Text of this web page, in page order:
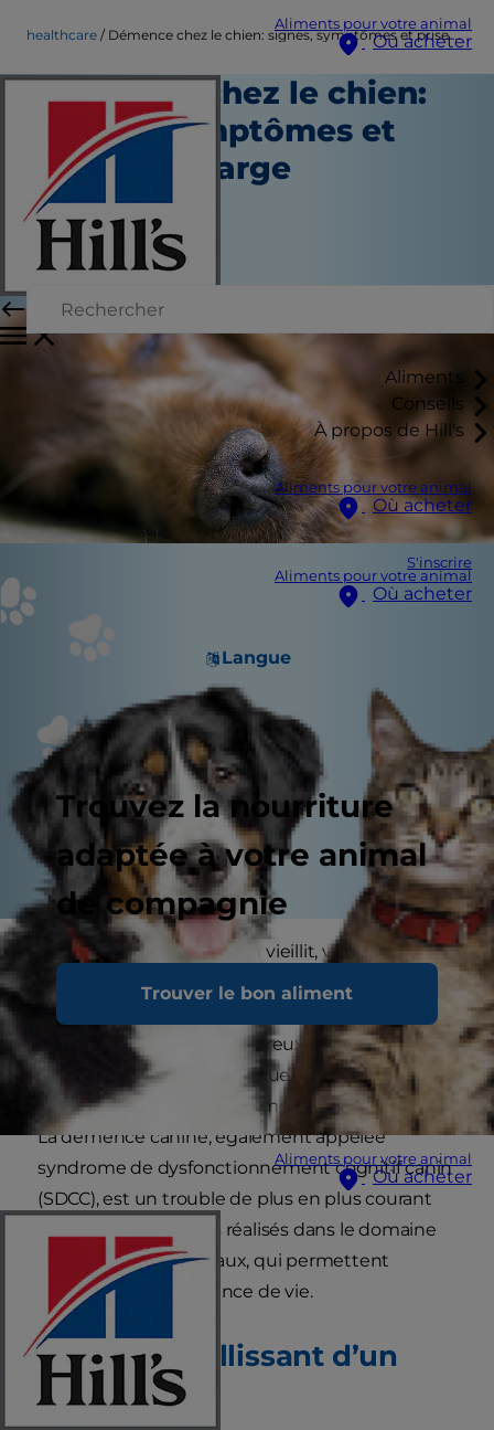
Aliments pour votre animal
Où acheter
Aliments
Conseils
À propos de Hill's
Aliments pour votre animal
Où acheter
S'inscrire
Aliments pour votre animal
Où acheter
Langue
Trouvez la nourriture
adaptée à votre animal
de compagnie
Trouver le bon aliment
Aliments pour votre animal
Où acheter
healthcare Démence chez le chien: signes, symptômes et prise en charge
Démence chez le chien:
signes, symptômes et
prise en charge
Soins de santé
Mindy Cohan, VMD
Janvier 24, 2025
À mesure que votre chien vieillit, vous vous
attendez probablement à ce qu’il ait moins
d’énergie et une capacité réduite à courir et à
sauter. Toutefois, de nombreux propriétaires
sont surpris de découvrir que leur chien peut
également avoir des « moments de confusion ».
La démence canine, également appelée
syndrome de dysfonctionnement cognitif canin
(SDCC), est un trouble de plus en plus courant
en raison des progrès réalisés dans le domaine
de la santé des animaux, qui permettent
d’allonger leur espérance de vie.
Cerveau vieillissant d’un
chien